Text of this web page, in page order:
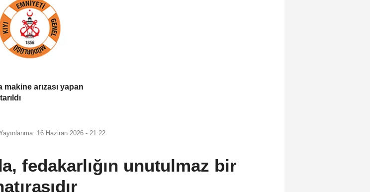
makine arızası yapan
16 Haziran 2026 - 21:22
fedakarlığın unutulmaz bir